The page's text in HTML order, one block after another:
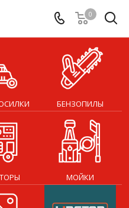
0
БЕНЗОПИЛЫ
МОЙКИ